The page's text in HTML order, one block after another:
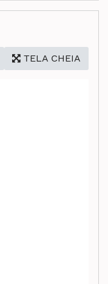
TELA CHEIA